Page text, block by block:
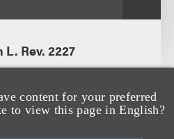
content for your preferred
to view this page in English?
L. Rev. 2227